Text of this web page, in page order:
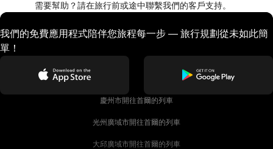
需要幫助？請在旅行前或途中聯繫我們的客戶支持。
我們的免費應用程式陪伴您旅程每一步 — 旅行規劃從未如此簡
單！
慶州市開往首爾的列車
光州廣域市開往首爾的列車
大邱廣域市開往首爾的列車